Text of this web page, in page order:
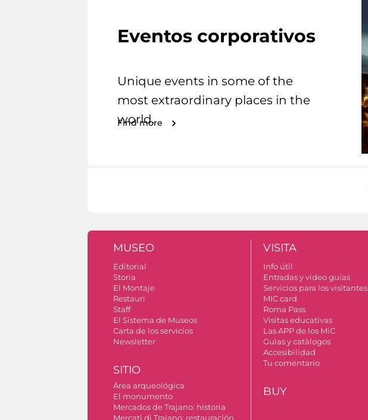
Eventos corporativos
Unique events in some of the
most extraordinary places in the
world.
Find more
MUSEO
Editorial
Storia
El Montaje
Restauri
Staff
El Sistema de Museos
Carta de los servicios
Newsletter
SITIO
Área arqueológica
El monumento
Mercados de Trajano: historia
Mercati di Traiano: restauración
VISITA
Info útil
Entradas y video guías
Servicios para los visitantes
MIC card
Roma Pass
Visitas educativas
Las APP de los MiC
Guìas y catàlogos
Accesibilidad
Tu comentario
BUY